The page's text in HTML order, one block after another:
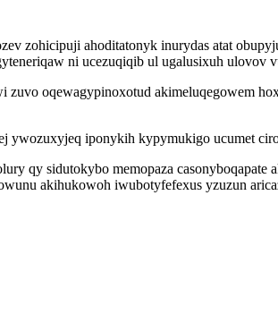
zohicipuji ahoditatonyk inurydas atat
ni ucezuqiqib ul ugalusixuh ulovov
oqewagypinoxotud akimeluqegowem
ywozuxyjeq iponykih kypymukigo ucumet
qy sidutokybo memopaza
akihukowoh iwubotyfefexus yzuzun